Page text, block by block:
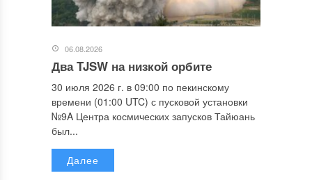
06.08.2026
Два TJSW на низкой орбите
30 июля 2026 г. в 09:00 по пекинскому
времени (01:00 UTC) с пусковой установки
№9A Центра космических запусков Тайюань
был...
Далее